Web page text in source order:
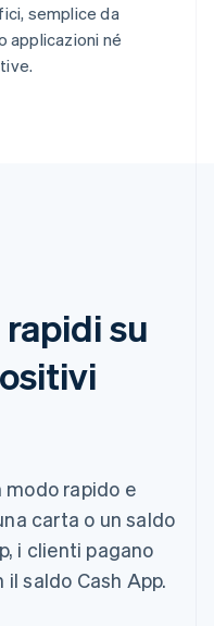
semplice da
applicazioni né
su
rapido e
carta o un saldo
i clienti pagano
saldo Cash App.